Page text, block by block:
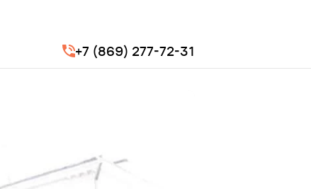
+7 (869) 277-72-31